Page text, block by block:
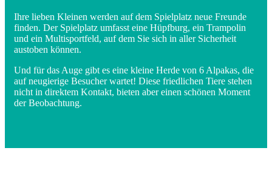
Ihre lieben Kleinen werden auf dem Spielplatz neue Freunde
finden. Der Spielplatz umfasst eine Hüpfburg, ein Trampolin
und ein Multisportfeld, auf dem Sie sich in aller Sicherheit
austoben können.
Und für das Auge gibt es eine kleine Herde von 6 Alpakas, die
auf neugierige Besucher wartet! Diese friedlichen Tiere stehen
nicht in direktem Kontakt, bieten aber einen schönen Moment
der Beobachtung.